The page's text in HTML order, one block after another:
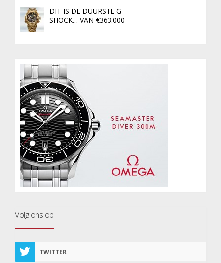
DIT IS DE DUURSTE G-
SHOCK… VAN €363.000
Volg ons op
TWITTER